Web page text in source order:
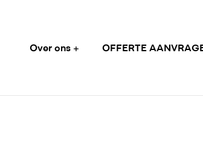
Over ons OFFERTE